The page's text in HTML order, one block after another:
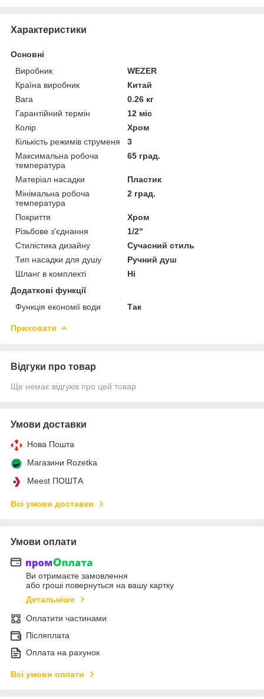
Характеристики
Основні
Виробник
WEZER
Країна виробник
Китай
Вага
0.26 кг
Гарантійний термін
12 міс
Колір
Хром
Кількість режимів струменя
3
Максимальна робоча
температура
65 град.
Матеріал насадки
Пластик
Мінімальна робоча
температура
2 град.
Покриття
Хром
Різьбове з'єднання
1/2"
Стилістика дизайну
Сучасний стиль
Тип насадки для душу
Ручний душ
Шланг в комплекті
Ні
Додаткові функції
Функція економії води
Так
Приховати
Відгуки про товар
Ще немає відгуків про цей товар
Умови доставки
Нова Пошта
Магазини Rozetka
Meest ПОШТА
Всі умови доставки
Умови оплати
Ви отримаєте замовлення
або гроші повернуться на вашу картку
Детальніше
Оплатити частинами
Післяплата
Оплата на рахунок
Всі умови оплати